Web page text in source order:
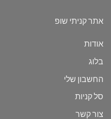
אתר קניתי שופ
אודות
בלוג
החשבון שלי
סל קניות
צור קשר